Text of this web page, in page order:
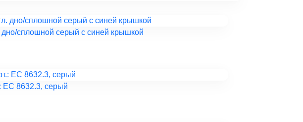
сплошной серый с синей крышкой
ЕС 8632.3, серый